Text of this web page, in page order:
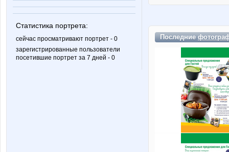
Статистика портрета:
сейчас просматривают портрет - 0
зарегистрированные пользователи
посетившие портрет за 7 дней - 0
Последние